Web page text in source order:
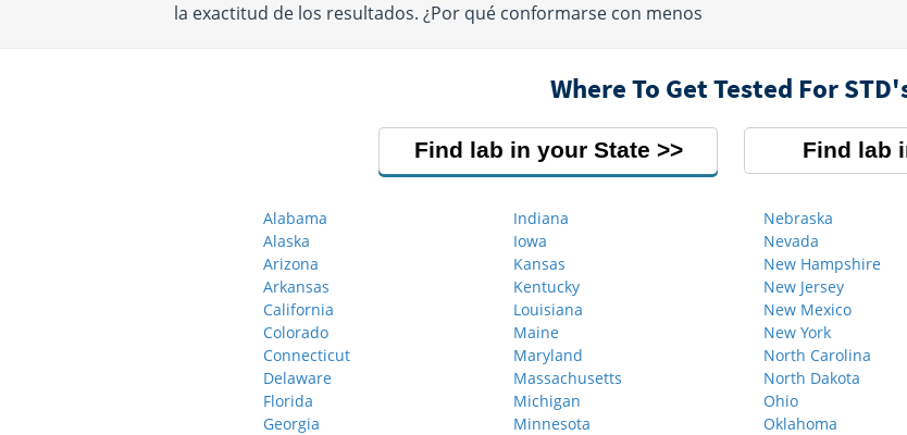
la exactitud de los resultados. ¿Por qué conformarse con menos
Where To Get Tested For
Find lab in your State Find lab
Alabama
Alaska
Arizona
Arkansas
California
Colorado
Connecticut
Delaware
Florida
Georgia
Indiana
Iowa
Kansas
Kentucky
Louisiana
Maine
Maryland
Massachusetts
Michigan
Minnesota
Nebraska
Nevada
New Hampshire
New Jersey
New Mexico
New York
North Carolina
North Dakota
Ohio
Oklahoma